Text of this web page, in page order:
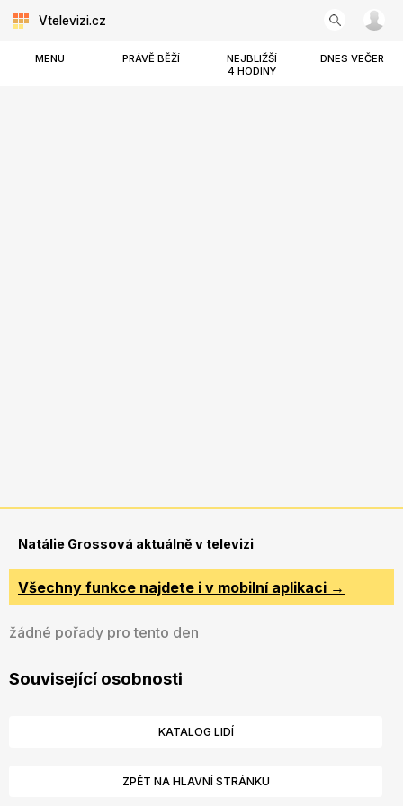
Vtelevizi.cz
MENU PRÁVĚ BĚŽÍ
NEJBLIŽŠÍ
4 HODINY
DNES VEČER
Natálie Grossová aktuálně v televizi
Všechny funkce najdete i v mobilní aplikaci →
žádné pořady pro tento den
Související osobnosti
KATALOG LIDÍ
ZPĚT NA HLAVNÍ STRÁNKU